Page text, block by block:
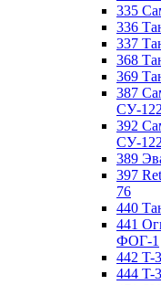
335
336
337
368
369
387
СУ-
392
СУ-
389
397
76
440
441
ФОГ-1
442 T-
444 T-